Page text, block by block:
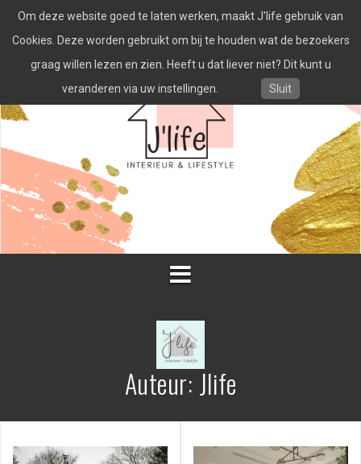
naar
inhoud
Auteur: Jlife
Om deze website goed te laten werken, maakt J'life gebruik van
Cookies. Deze worden gebruikt om bij te houden wat de bezoekers
graag willen lezen en zien. Heeft u dat liever niet? Dit kunt u
veranderen via uw instellingen.
Sluit